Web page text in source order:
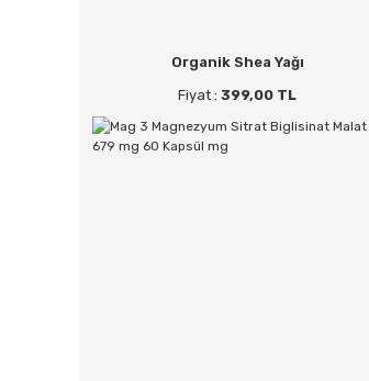
Organik Shea Yağı
Fiyat : 399,00 TL